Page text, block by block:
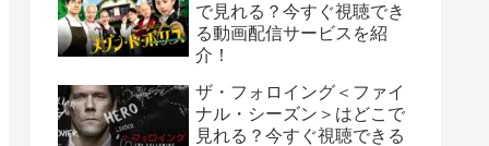
で見れる？今すぐ視聴でき
る動画配信サービスを紹
介！
ザ・フォロイング＜ファイ
ナル・シーズン＞はどこで
見れる？今すぐ視聴できる